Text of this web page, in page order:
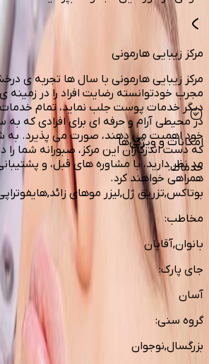
مرکز زیبایی هارمونی
مرکز زیبایی هارمونی با سال ها تجربه ی
مجرب خودتوانسته رضایت افراد را در زمینه
دیگر خدمات پوست جلب نماید، تمام خدمات
در محیطی آرام و حرفه ای برای افرادی که
خود اهمیت می دهند، صورت می پذیرد. به
که دست اندرکاران این مرکز، صبورانه شما
مد نظر دارید، با مشاوره های قبل، و
همراهی خواهند کرد.
امکانات و ویژگی‌ها
خدمات:
بوتاکس,تزریق ژل,لیزر موهای
مخاطب:
بانوان,آقایان
جای پارک:
آسان
گروه سنی:
بزرگسال,نوجوان